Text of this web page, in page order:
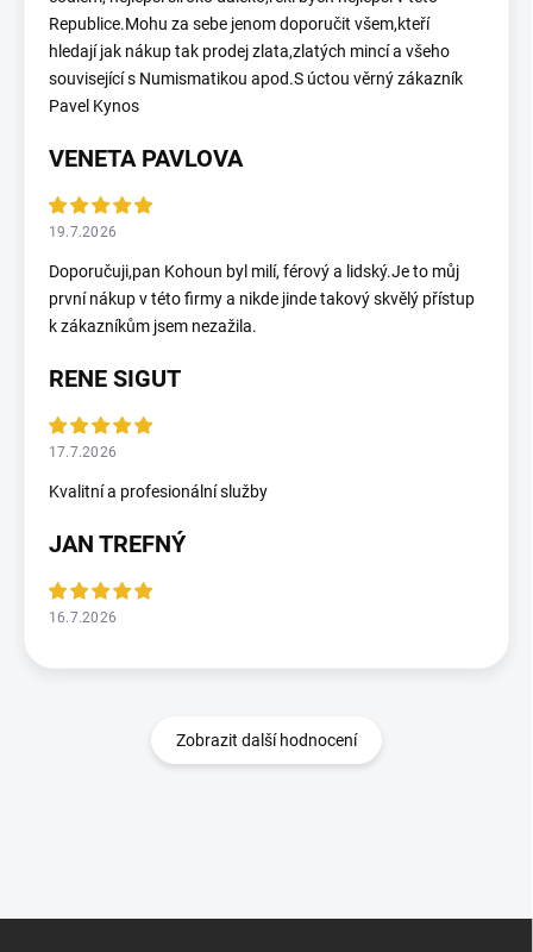
Republice.Mohu za sebe jenom doporučit všem,kteří
hledají jak nákup tak prodej zlata,zlatých mincí a všeho
související s Numismatikou apod.S úctou věrný zákazník
Pavel Kynos
VENETA PAVLOVA
19.7.2026
Doporučuji,pan Kohoun byl milí, férový a lidský.Je to můj
první nákup v této firmy a nikde jinde takový skvělý přístup
k zákazníkům jsem nezažila.
RENE SIGUT
17.7.2026
Kvalitní a profesionální služby
JAN TREFNÝ
16.7.2026
Zobrazit další hodnocení